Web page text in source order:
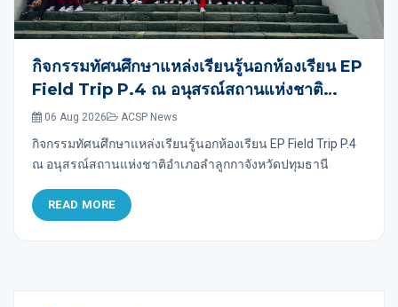
กิจกรรมทัศนศึกษาแหล่งเรียนรู้นอกห้องเรียน EP
Field Trip P.4 ณ อนุสรณ์สถานแห่งชาติ
อำเภอลำลูกกาจังหวัดปทุมธานี
06 Aug 2026 ACSP News
กิจกรรมทัศนศึกษาแหล่งเรียนรู้นอกห้องเรียน EP Field Trip P.4
ณ อนุสรณ์สถานแห่งชาติอำเภอลำลูกกาจังหวัดปทุมธานี
READ MORE